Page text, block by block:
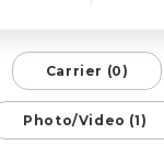
Carrier (0)
Photo/Video (1)